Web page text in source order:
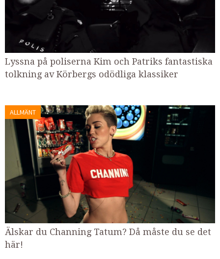
Lyssna på poliserna Kim och Patriks fantastiska
tolkning av Körbergs odödliga klassiker
ALLMÄNT
Älskar du Channing Tatum? Då måste du se det
här!